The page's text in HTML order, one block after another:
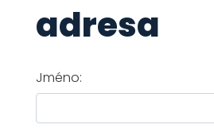
adresa
Jméno: